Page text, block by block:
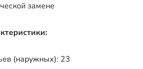
замене
(наружных): 23